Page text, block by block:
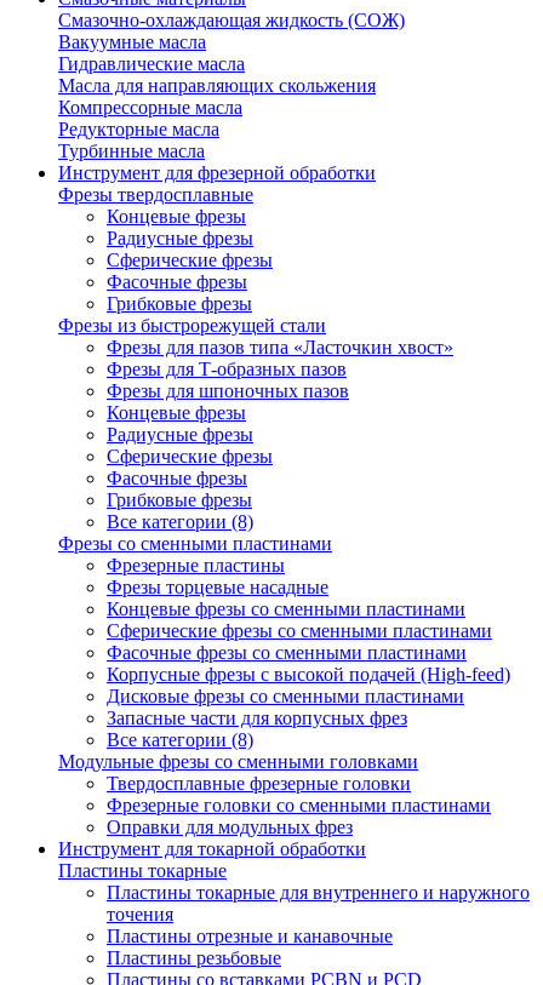
Смазочно-охлаждающая жидкость (СОЖ)
Вакуумные масла
Гидравлические масла
Масла для направляющих скольжения
Компрессорные масла
Редукторные масла
Турбинные масла
Инструмент для фрезерной обработки
Фрезы твердосплавные
Концевые фрезы
Радиусные фрезы
Сферические фрезы
Фасочные фрезы
Грибковые фрезы
Фрезы из быстрорежущей стали
Фрезы для пазов типа «Ласточкин хвост»
Фрезы для Т-образных пазов
Фрезы для шпоночных пазов
Концевые фрезы
Радиусные фрезы
Сферические фрезы
Фасочные фрезы
Грибковые фрезы
Все категории (8)
Фрезы со сменными пластинами
Фрезерные пластины
Фрезы торцевые насадные
Концевые фрезы со сменными пластинами
Сферические фрезы со сменными пластинами
Фасочные фрезы со сменными пластинами
Корпусные фрезы с высокой подачей (High-feed)
Дисковые фрезы со сменными пластинами
Запасные части для корпусных фрез
Все категории (8)
Модульные фрезы со сменными головками
Твердосплавные фрезерные головки
Фрезерные головки со сменными пластинами
Оправки для модульных фрез
Инструмент для токарной обработки
Пластины токарные
Пластины токарные для внутреннего и наружного
точения
Пластины отрезные и канавочные
Пластины резьбовые
Пластины со вставками PCBN и PCD